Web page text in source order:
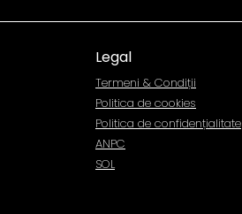
Legal
Termeni & Condiții
Politica de cookies
Politica de confidențialitate
ANPC
SOL